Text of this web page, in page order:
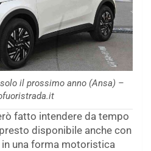
il prossimo anno (Ansa) –
fatto intendere da tempo
disponibile anche con
in una forma motoristica